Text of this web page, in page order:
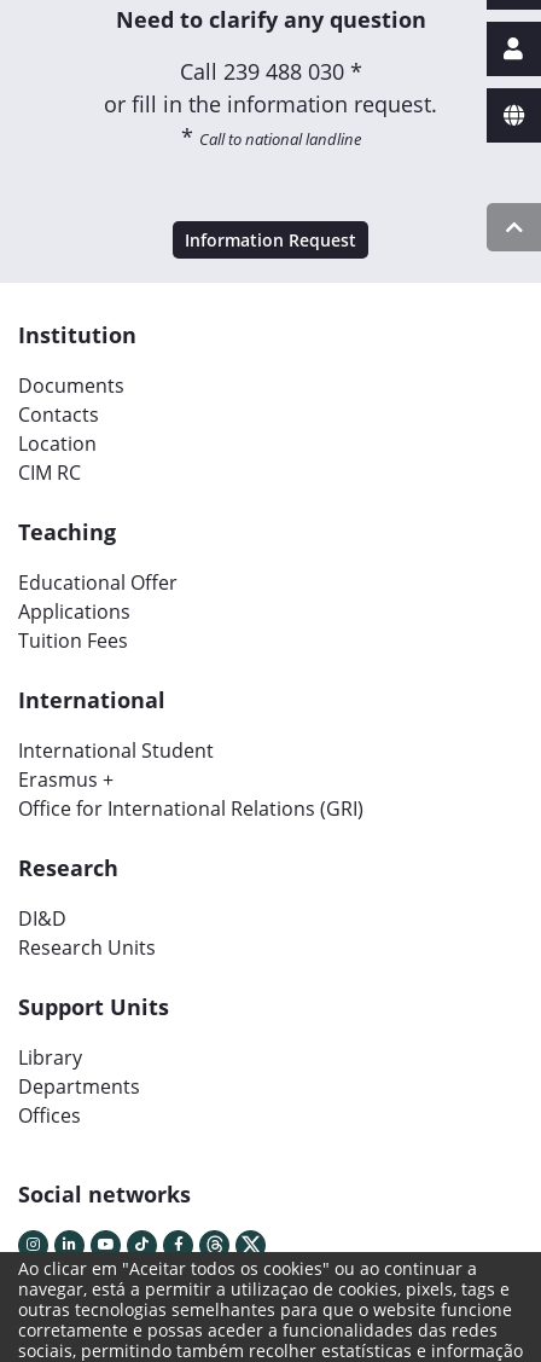
Need to clarify any question
Call 239 488 030 *
or fill in the information request.
* Call to national landline
Information Request
Institution
Documents
Contacts
Location
CIM RC
Teaching
Educational Offer
Applications
Tuition Fees
International
International Student
Erasmus +
Office for International Relations (GRI)
Research
DI&D
Research Units
Support Units
Library
Departments
Offices
Social networks
Ao clicar em "Aceitar todos os cookies" ou ao continuar a
navegar, está a permitir a utilizaçao de cookies, pixels, tags e
outras tecnologias semelhantes para que o website funcione
corretamente e possas aceder a funcionalidades das redes
sociais, permitindo também recolher estatísticas e informação